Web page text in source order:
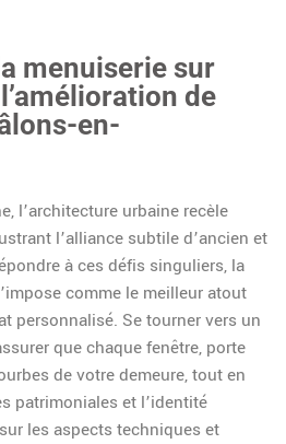
menuiserie sur
de
en-
l’architecture urbaine recèle
l’alliance subtile d’ancien et
à ces défis singuliers, la
comme le meilleur atout
personnalisé. Se tourner vers un
que chaque fenêtre, porte
de votre demeure, tout en
patrimoniales et l’identité
sur les aspects techniques et